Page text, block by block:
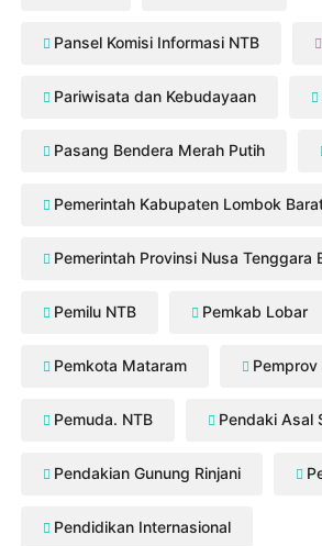
Pansel Komisi Informasi NTB
Pariwisata dan Kebudayaan
Pasang Bendera Merah Putih
Pemerintah Kabupaten Lombok
Pemerintah Provinsi Nusa Tenggara
Pemilu NTB Pemkab Lobar
Pemkota Mataram Pemprov
Pemuda. NTB Pendaki Asal
Pendakian Gunung Rinjani
Pendidikan Internasional